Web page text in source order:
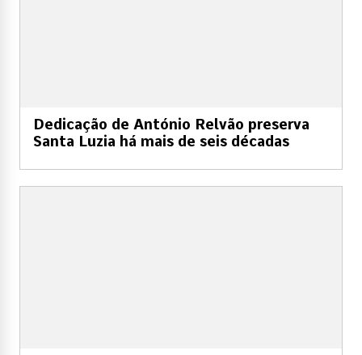
Dedicação de António Relvão preserva
Santa Luzia há mais de seis décadas